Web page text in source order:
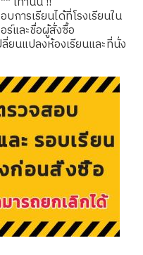
การเรียนได้ที่โรงเรียนใน
ร์และชื่อผู้สั่งซื้อ
ยนแปลงห้องเรียนและที่นั่ง